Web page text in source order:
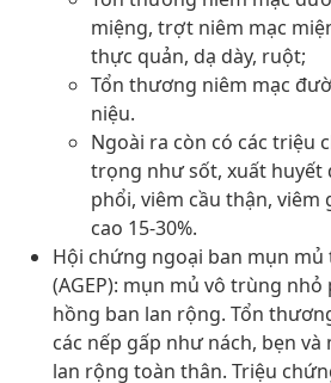
miệng, trợt niêm mạc
thực quản, dạ dày, ruột;
Tổn thương niêm mạc
niệu.
Ngoài ra còn có các triệu
trọng như sốt, xuất huyết
phổi, viêm cầu thận,
cao 15-30%.
Hội chứng ngoại ban mụn
(AGEP): mụn mủ vô trùng
hồng ban lan rộng. Tổn
các nếp gấp như nách, bẹn
lan rộng toàn thân. Triệu